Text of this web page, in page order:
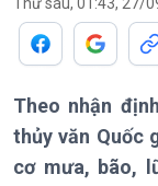
Chính trị
Theo nhận
thủy văn Quốc
cơ mưa, bão,